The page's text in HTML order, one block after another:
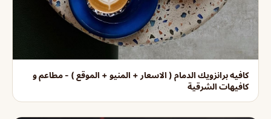
كافيه برانزويك الدمام ( الاسعار + المنيو + الموقع ) - مطاعم و
كافيهات الشرقية